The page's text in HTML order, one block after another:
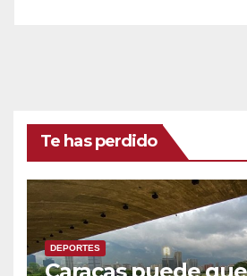
Te has perdido
DEPORTES